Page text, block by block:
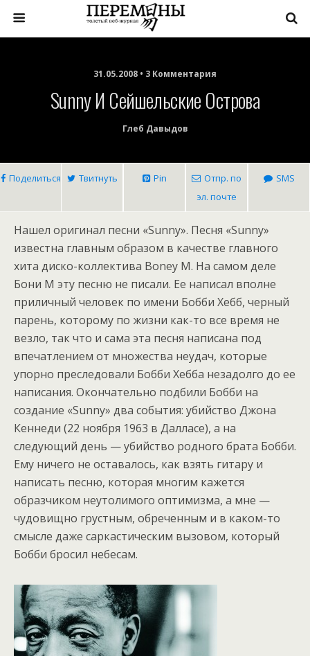
31.05.2008 • 3 Комментария
Sunny И Сейшельские Острова
Глеб Давыдов
Поделиться Твитнуть Pin
Отпр. по
эл. почте
SMS
Нашел оригинал песни «Sunny». Песня «Sunny»
известна главным образом в качестве главного
хита диско-коллектива Boney M. На самом деле
Бони М эту песню не писали. Ее написал вполне
приличный человек по имени Бобби Хебб, черный
парень, которому по жизни как-то все время не
везло, так что и сама эта песня написана под
впечатлением от множества неудач, которые
упорно преследовали Бобби Хебба незадолго до ее
написания. Окончательно подбили Бобби на
создание «Sunny» два события: убийство Джона
Кеннеди (22 ноября 1963 в Далласе), а на
следующий день — убийство родного брата Бобби.
Ему ничего не оставалось, как взять гитару и
написать песню, которая многим кажется
образчиком неутолимого оптимизма, а мне —
чудовищно грустным, обреченным и в каком-то
смысле даже саркастическим вызовом, который
Бобби бросил небесам.